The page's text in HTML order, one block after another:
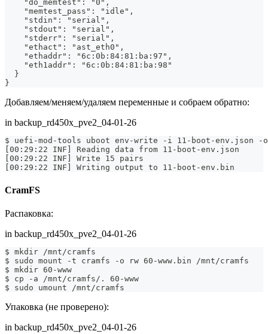
    "do_memtest": "0",
    "memtest_pass": "idle",
    "stdin": "serial",
    "stdout": "serial",
    "stderr": "serial",
    "ethact": "ast_eth0",
    "ethaddr": "6c:0b:84:81:ba:97",
    "eth1addr": "6c:0b:84:81:ba:98"
  }
}
Добавляем/меняем/удаляем переменные и собраем обратно:
in backup_rd450x_pve2_04-01-26
$ uefi-mod-tools uboot env-write -i 11-boot-env.json -
[00:29:22 INF] Reading data from 11-boot-env.json
[00:29:22 INF] Write 15 pairs
[00:29:22 INF] Writing output to 11-boot-env.bin
CramFS
Распаковка:
in backup_rd450x_pve2_04-01-26
$ mkdir /mnt/cramfs
$ sudo mount -t cramfs -o rw 60-www.bin /mnt/cramfs
$ mkdir 60-www
$ cp -a /mnt/cramfs/. 60-www
$ sudo umount /mnt/cramfs
Упаковка (не проверено):
in backup_rd450x_pve2_04-01-26